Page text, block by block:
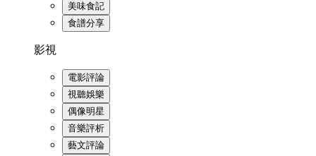
美味食記
食譜分享
影視
電影評論
視聽娛樂
偶像明星
音樂評析
藝文評論